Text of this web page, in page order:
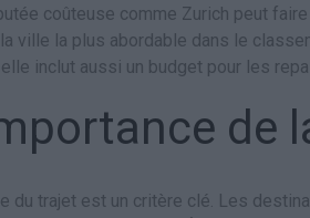
coûteuse comme Zurich peut
ville la plus abordable dans le
elle inclut aussi un budget pour les
de
du trajet est un critère clé. Les